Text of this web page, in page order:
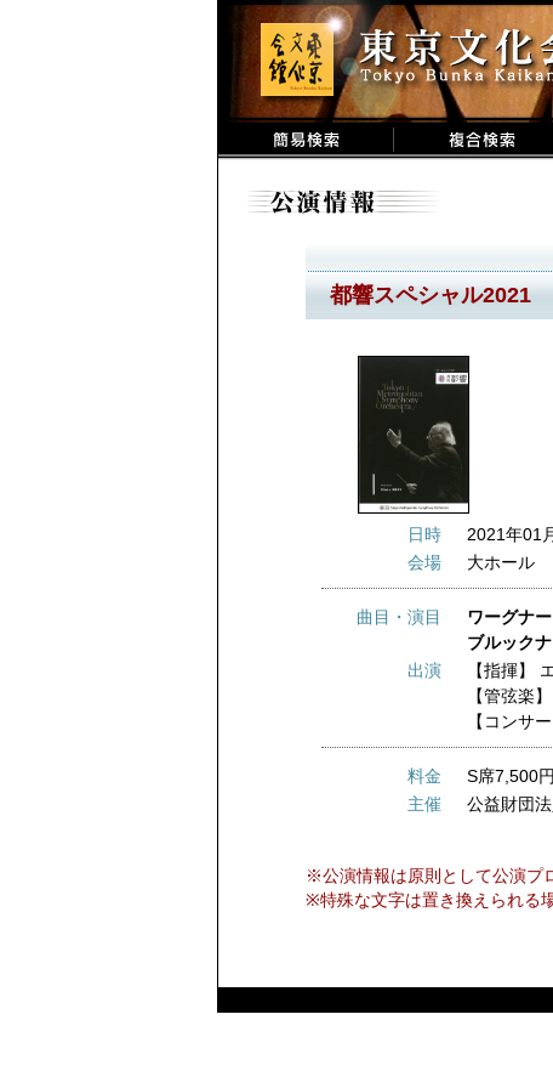
都響スペシャル2021
日時
2021年01
会場
大ホール
曲目・演目
ワーグナ
ブルック
出演
【指揮】
【管弦楽】
【コンサ
料金
S席7,500
主催
公益財団
※公演情報は原則として公演プ
※特殊な文字は置き換えられる